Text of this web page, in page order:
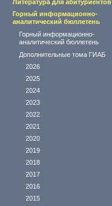
Литература для абитуриентов
Горный информационно-
аналитический бюллетень
Горный информационно-
аналитический бюллетень
Дополнительные тома ГИАБ
2026
2025
2024
2023
2022
2021
2020
2019
2018
2017
2016
2015